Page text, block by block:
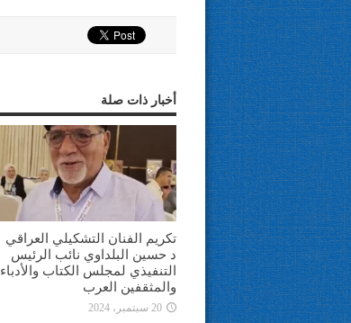
أخبار ذات صلة
تكريم الفنان التشكيلي العراقي
د حسين البلداوي نائب الرئيس
التنفيذي لمجلس الكتاب والأدباء
والمثقفين العرب
20 سبتمبر، 2024